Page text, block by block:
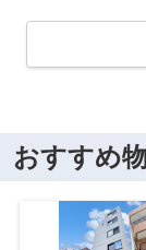
おすすめ